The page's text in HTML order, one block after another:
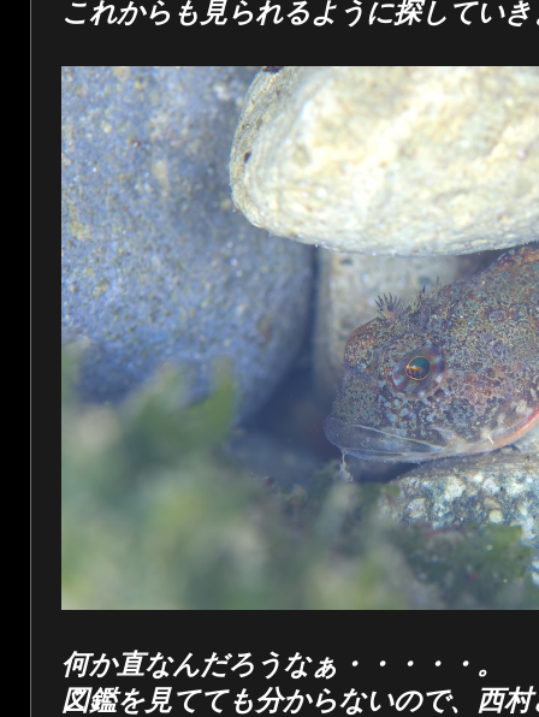
これからも見られるように探してい
何か直なんだろうなぁ・・・・・。
図鑑を見てても分からないので、西